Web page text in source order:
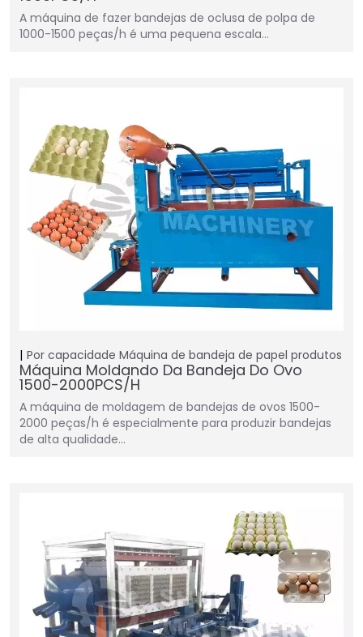
A máquina de fazer bandejas de oclusa de polpa de
1000-1500 peças/h é uma pequena escala…
Por capacidade Máquina de bandeja de papel produtos
Máquina Moldando Da Bandeja Do Ovo
1500-2000PCS/H
A máquina de moldagem de bandejas de ovos 1500-
2000 peças/h é especialmente para produzir bandejas
de alta qualidade…